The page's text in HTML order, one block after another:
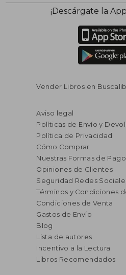
¡Descárgate la
Vender Libros en
Aviso legal
Políticas de Envío y
Política de Privacidad
Cómo Comprar
Nuestras Formas de Pago
Opiniones de Clientes
Seguridad Redes
Términos y Condiciones
Condiciones de Venta
Gastos de Envío
Blog
Lista de autores
Incentivo a la Lectura
Libros Recomendados